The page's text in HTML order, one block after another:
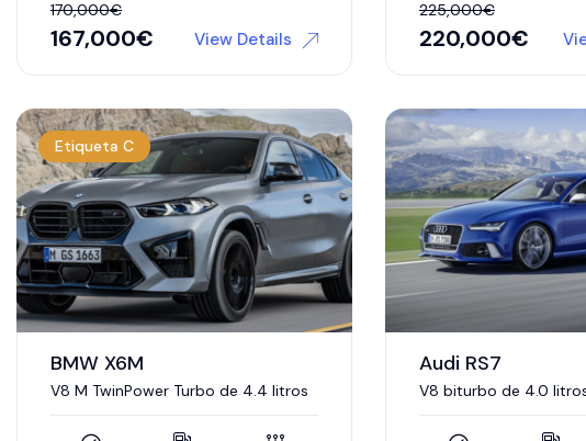
170,000€
167,000€ View Details
225,000€
220,000€
Etiqueta C
BMW X6M
V8 M TwinPower Turbo de 4.4 litros
Audi RS7
V8 biturbo de 4.0